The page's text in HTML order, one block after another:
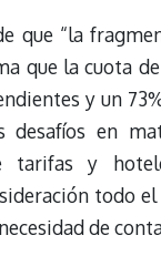
que “la
que la cuota
y un
desafíos en
tarifas y
todo
de